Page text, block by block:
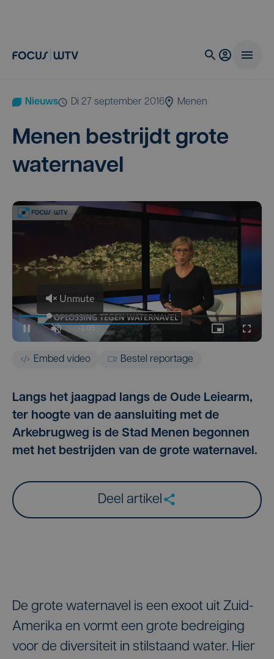
Nieuws di 27 september 2016 Menen
Menen bestrijdt gro­te
waternavel
Embed video Bestel reportage
Langs het jaagpad langs de Oude Leiearm,
ter hoogte van de aansluiting met de
Arkebrugweg is de Stad Menen begonnen
met het bestrijden van de grote waternavel.
Deel artikel
De grote waternavel is een exoot uit Zuid-
Amerika en vormt een grote bedreiging
voor de diversiteit in stilstaand water. Hier